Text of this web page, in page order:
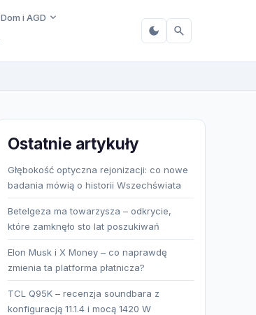
Dom i AGD
Ostatnie artykuły
Głębokość optyczna rejonizacji: co nowe
badania mówią o historii Wszechświata
Betelgeza ma towarzysza – odkrycie,
które zamknęło sto lat poszukiwań
Elon Musk i X Money – co naprawdę
zmienia ta platforma płatnicza?
TCL Q95K – recenzja soundbara z
konfiguracją 11.1.4 i mocą 1420 W